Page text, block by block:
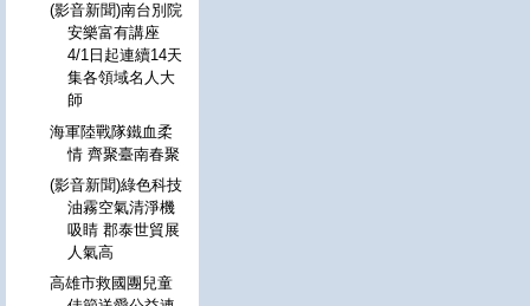
(影音新聞)南台別院
安樂富有講座
4/1日起連續14天
集各領域名人大
師
海軍陸戰隊鐵血柔
情 齊聚臺南春聚
(影音新聞)綠色科技
油霧空氣清淨機
吸睛 郡泰世貿展
人氣高
高雄市救國團兒童